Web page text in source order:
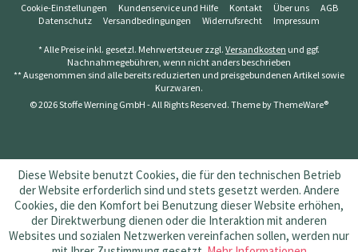
Cookie-Einstellungen Kundenservice und Hilfe Kontakt Über uns
AGB
Datenschutz
Versandbedingungen Widerrufsrecht Impressum
* Alle Preise inkl. gesetzl. Mehrwertsteuer zzgl. Versandkosten und ggf.
Nachnahmegebühren, wenn nicht anders beschrieben
** Ausgenommen sind alle bereits reduzierten und preisgebundenen Artikel sowie
Kurzwaren.
© 2026 Stoffe Werning GmbH - All Rights Reserved. Theme byThemeWare®
Diese Website benutzt Cookies, die für den technischen Betrieb
der Website erforderlich sind und stets gesetzt werden. Andere
Cookies, die den Komfort bei Benutzung dieser Website erhöhen,
der Direktwerbung dienen oder die Interaktion mit anderen
Websites und sozialen Netzwerken vereinfachen sollen, werden nur